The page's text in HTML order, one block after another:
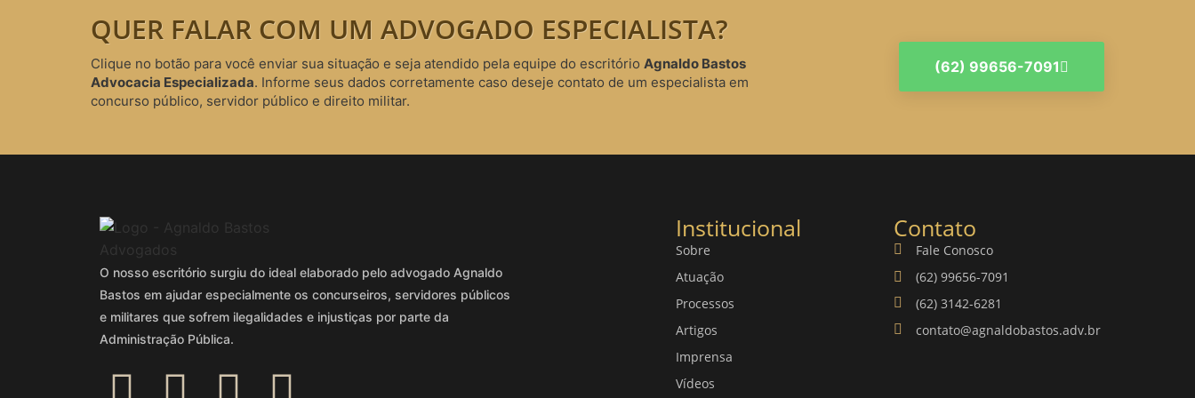
QUER FALAR COM UM ADVOGADO ESPECIALISTA?
Clique no botão para você enviar sua situação e seja atendido pela equipe do escritório Agnaldo Bastos
Advocacia Especializada. Informe seus dados corretamente caso deseje contato de um especialista em
concurso público, servidor público e direito militar.
(62) 99656-7091
O nosso escritório surgiu do ideal elaborado pelo advogado Agnaldo
Bastos em ajudar especialmente os concurseiros, servidores públicos
e militares que sofrem ilegalidades e injustiças por parte da
Administração Pública.
Institucional
Sobre
Atuação
Processos
Artigos
Imprensa
Vídeos
Contato
Fale Conosco
(62) 99656-7091
(62) 3142-6281
contato@agnaldobastos.adv.br